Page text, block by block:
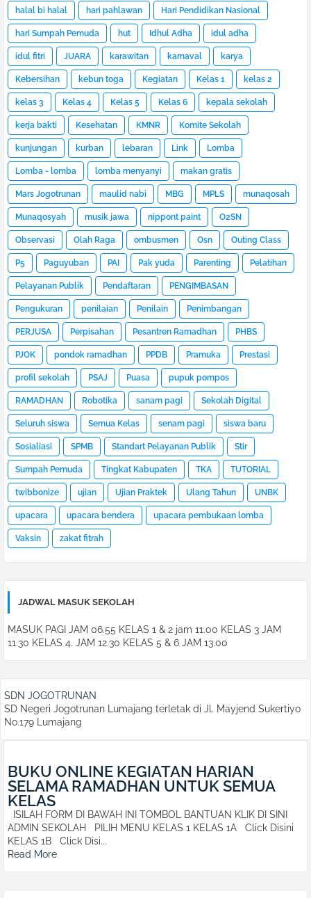
halal bi halal hari pahlawan Hari Pendidikan Nasional
hari Sumpah Pemuda hut Idhul Adha idul adha
idul fitri JUARA karawitan karnaval karya
Kebersihan kebun toga Kegiatan Kelas 1 kelas 2
kelas 3 Kelas 4 Kelas 5 Kelas 6 kepala sekolah
kerja bakti Kesehatan KMNR Komite Sekolah
kunjungan kurban lebaran Link Lomba
Lomba - lomba lomba menyanyi makan gratis
Mars Jogotrunan maulid nabi MBG MPLS munaqosah
Munaqosyah musik jawa nippont paint O2SN
Observasi Olah Raga ombusmen Osn Outing Class
P5 Paguyuban PAI Pak yuda Parenting Pelatihan
Pelayanan Publik Pendaftaran PENGIMBASAN
Pengukuran penilaian Penilain Penimbangan
PERJUSA Perpisahan Pesantren Ramadhan PHBS
PJOK pondok ramadhan PPDB Pramuka Prestasi
profil sekolah PSAJ Puasa pupuk pompos
RAMADHAN Robotika sanam pagi Sekolah Digital
Seluruh siswa Semua Kelas senam pagi siswa baru
Sosialiasi SPMB Standart Pelayanan Publik Stir
Sumpah Pemuda Tingkat Kabupaten TKA TUTORIAL
twibbonize ujian Ujian Praktek Ulang Tahun UNBK
upacara upacara bendera upacara pembukaan lomba
Vaksin zakat fitrah
JADWAL MASUK SEKOLAH
MASUK PAGI JAM 06.55 KELAS 1 & 2 jam 11.00 KELAS 3 JAM
11.30 KELAS 4. JAM 12.30 KELAS 5 & 6 JAM 13.00
SDN JOGOTRUNAN
SD Negeri Jogotrunan Lumajang terletak di Jl. Mayjend Sukertiyo
No.179 Lumajang
BUKU ONLINE KEGIATAN HARIAN
SELAMA RAMADHAN UNTUK SEMUA
KELAS
ISILAH FORM DI BAWAH INI TOMBOL BANTUAN KLIK DI SINI
ADMIN SEKOLAH PILIH MENU KELAS 1 KELAS 1A Click Disini
KELAS 1B Click Disi...
Read More